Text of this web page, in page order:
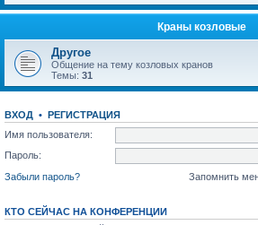
Краны козловые
Другое
Общение на тему козловых кранов
Темы: 31
ВХОД • РЕГИСТРАЦИЯ
Имя пользователя:
Пароль:
Забыли пароль?
Запомнить
КТО СЕЙЧАС НА КОНФЕРЕНЦИИ